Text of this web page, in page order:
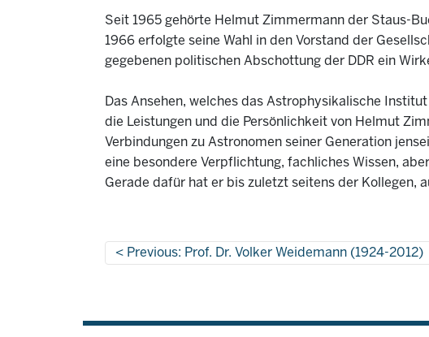
Seit 1965 gehörte Helmut Zimmermann der Staus-
1966 erfolgte seine Wahl in den Vorstand der
gegebenen politischen Abschottung der DDR ein
Das Ansehen, welches das Astrophysikalische
die Leistungen und die Persönlichkeit von Helmut
Verbindungen zu Astronomen seiner Generation
eine besondere Verpflichtung, fachliches Wissen,
Gerade dafür hat er bis zuletzt seitens der Kollegen,
Previous: Prof. Dr. Volker Weidemann (1924-2012)